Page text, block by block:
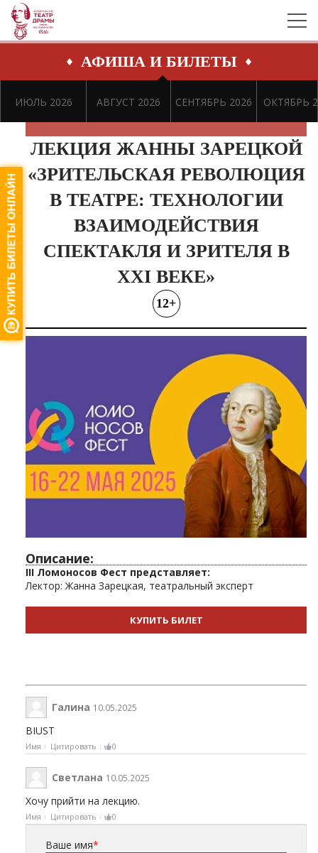
АФИША И БИЛЕТЫ
ИЮЛЬ 2026 АВГУСТ 2026 СЕНТЯБРЬ 2026 ОКТЯБРЬ
ЛЕКЦИЯ ЖАННЫ ЗАРЕЦКОЙ
«ЗРИТЕЛЬСКАЯ РЕВОЛЮЦИЯ
В ТЕАТРЕ: ТЕХНОЛОГИИ
ВЗАИМОДЕЙСТВИЯ
СПЕКТАКЛЯ И ЗРИТЕЛЯ В
XXI ВЕКЕ»
12+
Описание:
III Ломоносов Фест представляет:
Лектор: Жанна Зарецкая, театральный эксперт
КУПИТЬ БИЛЕТ
Галина 10.05.2025
BIUST
Имя Цитировать 0
Светлана 10.05.2025
Хочу прийти на лекцию.
Имя Цитировать 0
Ваше имя*